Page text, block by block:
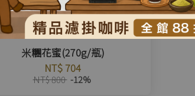
米糰花蜜(270g/瓶)
NT$ 704
NT$ 800 -12%